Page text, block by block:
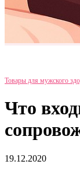
Товары для мужского
Что
19.12.2020